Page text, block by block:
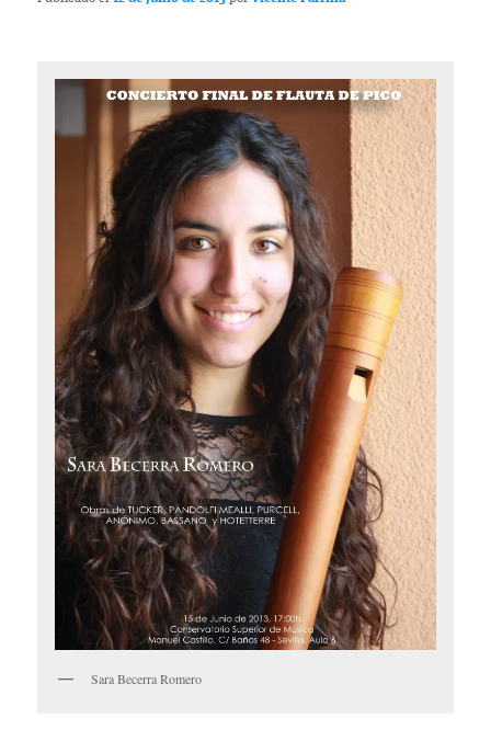
Sara Becerra Romero